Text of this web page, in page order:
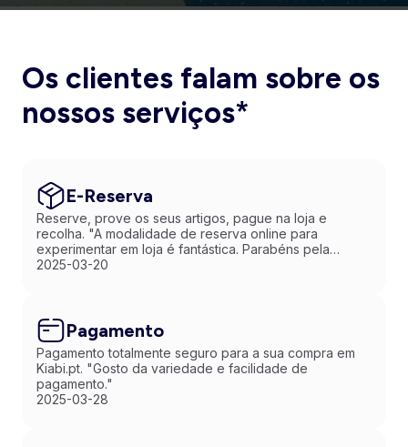
Os clientes falam sobre os
nossos serviços*
E-Reserva
Reserve, prove os seus artigos, pague na loja e
recolha. "A modalidade de reserva online para
experimentar em loja é fantástica. Parabéns pela
inovação!"
2025-03-20
Pagamento
Pagamento totalmente seguro para a sua compra em
Kiabi.pt. "Gosto da variedade e facilidade de
pagamento."
2025-03-28